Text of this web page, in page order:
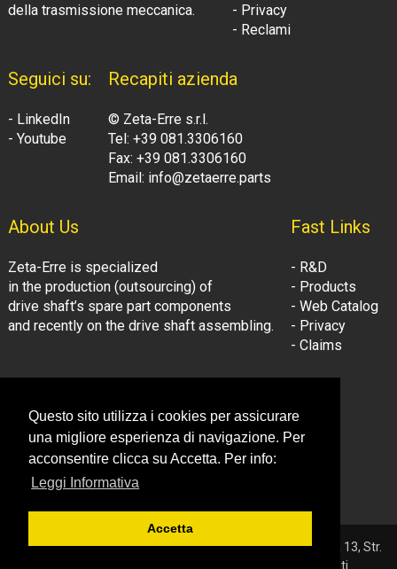
Questo sito utilizza i cookies per assicurare
una migliore esperienza di navigazione. Per
acconsentire clicca su Accetta. Per info:
Leggi Informativa
Accetta
della trasmissione meccanica.
- Privacy
- Reclami
Seguici su:
- LinkedIn
- Youtube
Recapiti azienda
© Zeta-Erre s.r.l.
Tel: +39 081.3306160
Fax: +39 081.3306160
Email: info@zetaerre.parts
About Us
Zeta-Erre is specialized
in the production (outsourcing) of
drive shaft’s spare part components
and recently on the drive shaft assembling.
Fast Links
- R&D
- Products
- Web Catalog
- Privacy
- Claims
- LinkedIn
- Youtube
© Zeta-Erre s.r.l.
Tel: +39 081.3306160
Fax: +39 081.3306160
Email: info@zetaerre.eu
© 2026 ZETA-ERRE S.r.l. - P.IVA 03561131214 - Sede: Vega 13, Str.
Consortile - 81032 Carinaro (CE) - Tutti i diritti riservati